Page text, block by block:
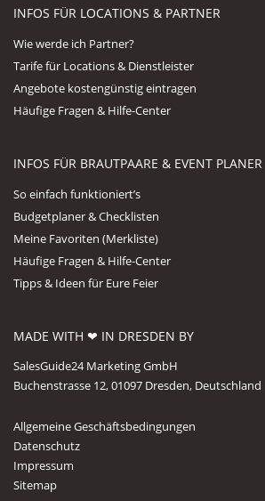
INFOS FÜR LOCATIONS & PARTNER
Wie werde ich Partner?
Tarife für Locations & Dienstleister
Angebote kostengünstig eintragen
Häufige Fragen & Hilfe-Center
INFOS FÜR BRAUTPAARE & EVENT PLANER
So einfach funktioniert’s
Budgetplaner & Checklisten
Meine Favoriten (Merkliste)
Häufige Fragen & Hilfe-Center
Tipps & Ideen für Eure Feier
MADE WITH ❤ IN DRESDEN BY
SalesGuide24 Marketing GmbH
Buchenstrasse 12, 01097 Dresden, Deutschland
Allgemeine Geschäftsbedingungen
Datenschutz
Impressum
Sitemap